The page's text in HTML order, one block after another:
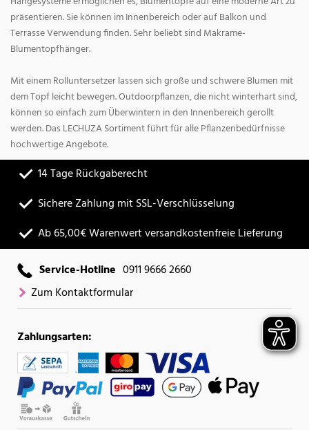
präsentieren. Sie können im Innenbereich oder auf Balkon und
Terrasse Verwendung finden. Sehr beliebt sind Makrame-
Blumentopfhänger.
Mit einem Rolluntersetzer lassen sich große und schwere Blumen mit
dem Topf leicht bewegen. Outdoorpflanzen, die nicht winterhart sind,
können so einfach zum Überwintern in den Innenbereich gerollt
werden. Das LECHUZA Sortiment führt für alle Pflanzenbedürfnisse
hochwertige Angebote.
14 Tage Rückgaberecht
Sichere Zahlung mit SSL-Verschlüsselung
Ab 65,00€ Warenwert versandkostenfreie Lieferung
Service-Hotline 0911 9666 2660
Zum Kontaktformular
Zahlungsarten: